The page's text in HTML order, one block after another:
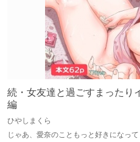
続・女友達と過ごすまったり
編
ひやしまくら
じゃあ、愛奈のこともっと好きになっ